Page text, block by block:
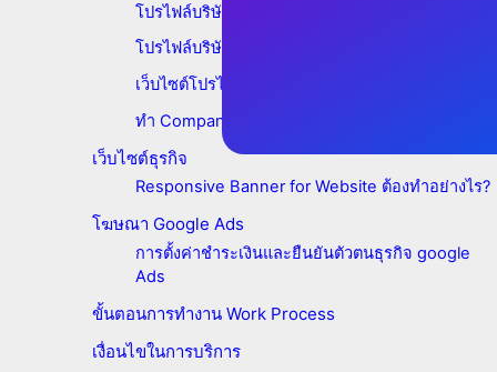
โปรไฟล์บริษัท รปภ
โปรไฟล์บริษัทขนส่ง
เว็บไซต์โปรไฟล์บริษัทจำเป็นหรือไม่?
ทำ Company Profile อย่างไรในปี 2022?
เว็บไซต์ธุรกิจ
Responsive Banner for Website ต้องทำอย่างไร?
โฆษณา Google Ads
การตั้งค่าชำระเงินและยืนยันตัวตนธุรกิจ google
Ads
ขั้นตอนการทำงาน Work Process
เงื่อนไขในการบริการ